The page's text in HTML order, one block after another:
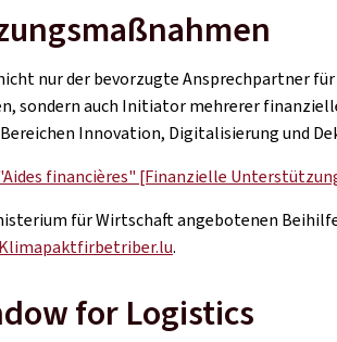
nur der bevorzugte Ansprechpartner
sondern auch Initiator mehrerer
Innovation, Digitalisierung und
financières" [Finanzielle
für Wirtschaft angebotenen
Klimapaktfirbetriber.lu.
for Logistics